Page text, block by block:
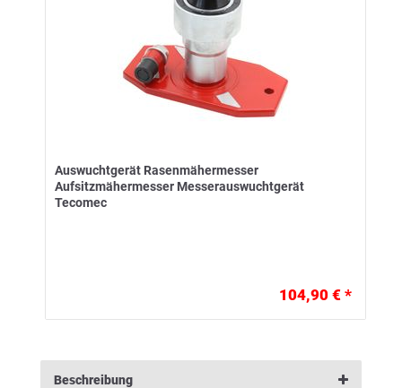
Auswuchtgerät Rasenmähermesser
Aufsitzmähermesser Messerauswuchtgerät
Tecomec
104,90 € *
Beschreibung